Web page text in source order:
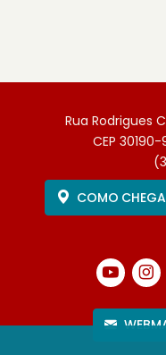
Rua Rodrigues
CEP
COMO